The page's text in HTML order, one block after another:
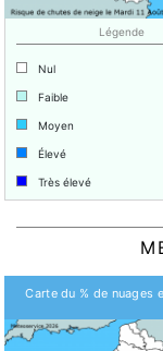
Légende
Nul
Faible
Moyen
Élevé
Très élevé
Carte du % de nuages